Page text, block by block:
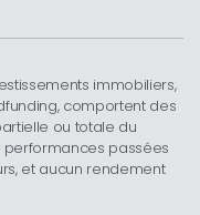
immobiliers,
comportent des
ou totale du
performances passées
et aucun rendement